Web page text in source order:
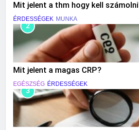
Mit jelent a thm hogy kell
ÉRDESSÉGEK MUNKA
2
Mit jelent a magas CRP?
EGÉSZSÉG ÉRDESSÉGEK
3